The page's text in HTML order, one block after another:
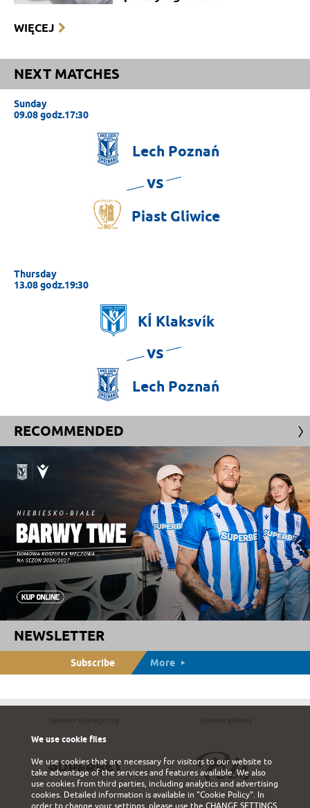
WIĘCEJ
NEXT MATCHES
Sunday
09.08 godz.17:30
Lech Poznań
vs
Piast Gliwice
Thursday
13.08 godz.19:30
KÍ Klaksvík
vs
Lech Poznań
RECOMMENDED
NEWSLETTER
Subscribe More
We use cookie files
We use cookies that are necessary for visitors to our website to
take advantage of the services and features available. We also
use cookies from third parties, including analytics and advertising
cookies. Detailed information is available in "Cookie Policy". In